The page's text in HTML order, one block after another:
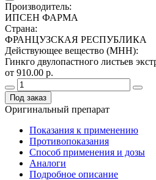
Производитель:
ИПСЕН ФАРМА
Страна:
ФРАНЦУЗСКАЯ РЕСПУБЛИКА
Действующее вещество (МНН):
Гинкго двулопастного листьев
от 910.00 р.
Под заказ
Оригинальный препарат
Показания к применению
Противопоказания
Способ применения и дозы
Аналоги
Подробное описание